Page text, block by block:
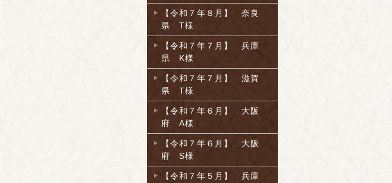
【令和７年８月】 奈良
県 T様
【令和７年７月】 兵庫
県 K様
【令和７年７月】 滋賀
県 T様
【令和７年６月】 大阪
府 A様
【令和７年６月】 大阪
府 S様
【令和７年５月】 兵庫